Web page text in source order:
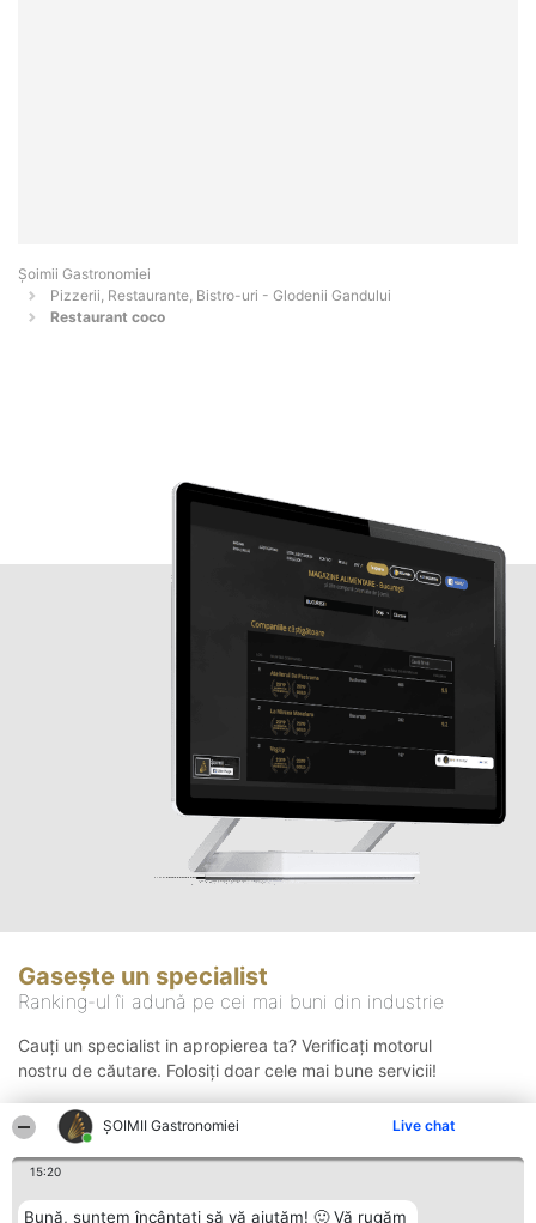
ȘOIMII Gastronomiei Live chat
15:20
Bună, suntem încântați să vă ajutăm! 🙂 Vă rugăm
Șoimii Gastronomiei
Pizzerii, Restaurante, Bistro-uri - Glodenii Gandului
Restaurant coco
Gasește un specialist
Ranking-ul îi adună pe cei mai buni din industrie
Cauți un specialist in apropierea ta? Verificați motorul
nostru de căutare. Folosiți doar cele mai bune servicii!